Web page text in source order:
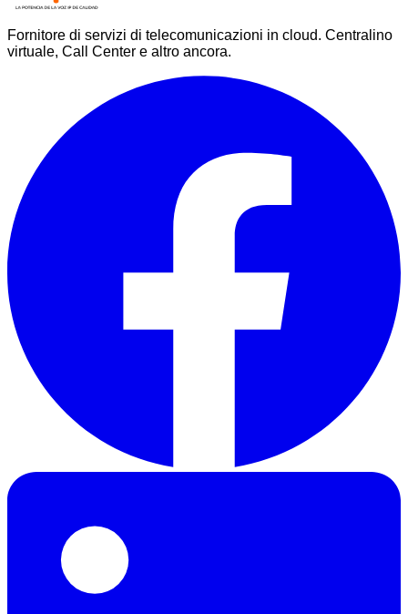
Fornitore di servizi di telecomunicazioni in cloud. Centralino
virtuale, Call Center e altro ancora.